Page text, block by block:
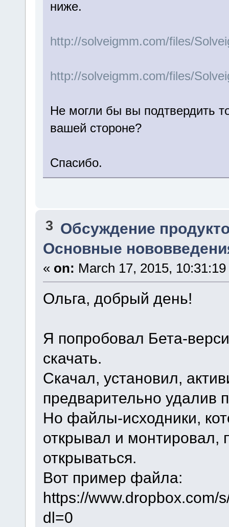
ниже.
http://solveigmm.com/files/
http://solveigmm.com/files/
Не могли бы вы подтвердить
вашей стороне?
Спасибо.
3 Обсуждение
Основные
« on: March 17, 2015,
Ольга, добрый день!
Я попробовал Бета-
скачать.
Скачал, установил,
предварительно
Но файлы-исходники,
открывал и монтировал,
открываться.
Вот пример файла:
https://www.dropbox.com/
dl=0